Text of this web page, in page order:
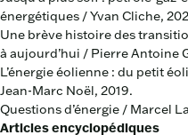
énergétiques / Yvan Cliche,
Une brève histoire des
à aujourd’hui / Pierre Antoine
L’énergie éolienne : du petit
Jean-Marc Noël, 2019.
Questions d’énergie / Marcel
Articles encyclopédiques